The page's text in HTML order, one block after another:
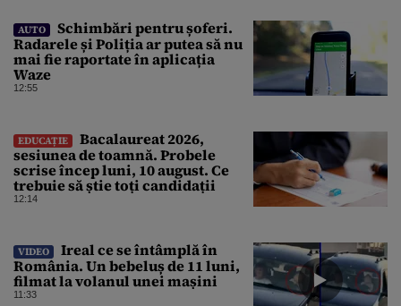
AUTO
Schimbări pentru șoferi.
Radarele și Poliția ar putea să nu
mai fie raportate în aplicația
Waze
12:55
EDUCAȚIE
Bacalaureat 2026,
sesiunea de toamnă. Probele
scrise încep luni, 10 august. Ce
trebuie să știe toți candidații
12:14
VIDEO
Ireal ce se întâmplă în
România. Un bebeluș de 11 luni,
filmat la volanul unei mașini
11:33